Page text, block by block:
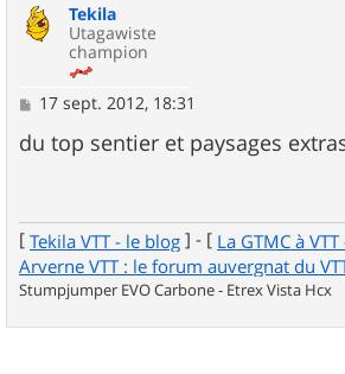
Tekila
Utagawiste
champion
M
s
s
17 sept. 2012, 18:31
du top sentier et paysages
[ Tekila VTT - le blog ] - [ La GTMC à
Arverne VTT : le forum auvergnat du
Stumpjumper EVO Carbone - Etrex Vista Hcx